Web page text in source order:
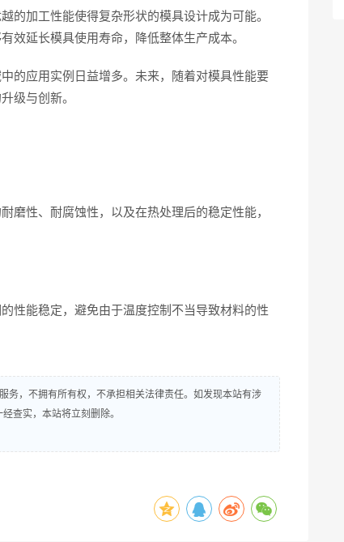
加工性能使得复杂形状的模具设计成为可能。
效延长模具使用寿命，降低整体生产成本。
应用实例日益增多。未来，随着对模具性能要
级与创新。
性、耐腐蚀性，以及在热处理后的稳定性能，
能稳定，避免由于温度控制不当导致材料的性
务，不拥有所有权，不承担相关法律责任。如发现本站有涉
查实，本站将立刻删除。